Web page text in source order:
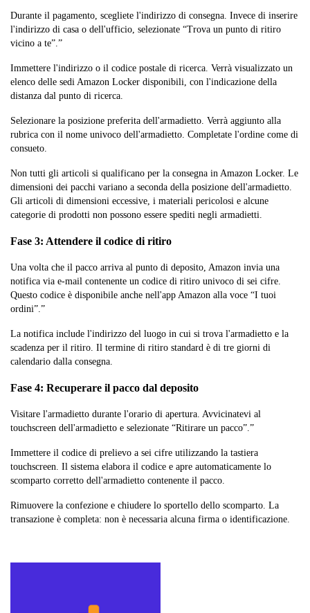
Durante il pagamento, scegliete l'indirizzo di consegna. Invece di inserire
l'indirizzo di casa o dell'ufficio, selezionate “Trova un punto di ritiro
vicino a te”.”
Immettere l'indirizzo o il codice postale di ricerca. Verrà visualizzato un
elenco delle sedi Amazon Locker disponibili, con l'indicazione della
distanza dal punto di ricerca.
Selezionare la posizione preferita dell'armadietto. Verrà aggiunto alla
rubrica con il nome univoco dell'armadietto. Completate l'ordine come di
consueto.
Non tutti gli articoli si qualificano per la consegna in Amazon Locker. Le
dimensioni dei pacchi variano a seconda della posizione dell'armadietto.
Gli articoli di dimensioni eccessive, i materiali pericolosi e alcune
categorie di prodotti non possono essere spediti negli armadietti.
Fase 3: Attendere il codice di ritiro
Una volta che il pacco arriva al punto di deposito, Amazon invia una
notifica via e-mail contenente un codice di ritiro univoco di sei cifre.
Questo codice è disponibile anche nell'app Amazon alla voce “I tuoi
ordini”.”
La notifica include l'indirizzo del luogo in cui si trova l'armadietto e la
scadenza per il ritiro. Il termine di ritiro standard è di tre giorni di
calendario dalla consegna.
Fase 4: Recuperare il pacco dal deposito
Visitare l'armadietto durante l'orario di apertura. Avvicinatevi al
touchscreen dell'armadietto e selezionate “Ritirare un pacco”.”
Immettere il codice di prelievo a sei cifre utilizzando la tastiera
touchscreen. Il sistema elabora il codice e apre automaticamente lo
scomparto corretto dell'armadietto contenente il pacco.
Rimuovere la confezione e chiudere lo sportello dello scomparto. La
transazione è completa: non è necessaria alcuna firma o identificazione.